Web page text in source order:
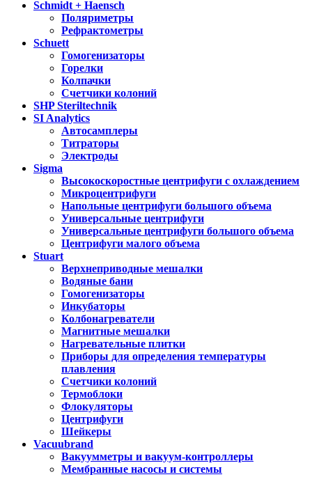
Schmidt + Haensch
Поляриметры
Рефрактометры
Schuett
Гомогенизаторы
Горелки
Колпачки
Счетчики колоний
SHP Steriltechnik
SI Analytics
Автосамплеры
Титраторы
Электроды
Sigma
Высокоскоростные центрифуги с охлаждением
Микроцентрифуги
Напольные центрифуги большого объема
Универсальные центрифуги
Универсальные центрифуги большого объема
Центрифуги малого объема
Stuart
Верхнеприводные мешалки
Водяные бани
Гомогенизаторы
Инкубаторы
Колбонагреватели
Магнитные мешалки
Нагревательные плитки
Приборы для определения температуры
плавления
Счетчики колоний
Термоблоки
Флокуляторы
Центрифуги
Шейкеры
Vacuubrand
Вакуумметры и вакуум-контроллеры
Мембранные насосы и системы